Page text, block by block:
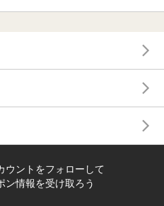
ウントをフォローして
ン情報を受け取ろう